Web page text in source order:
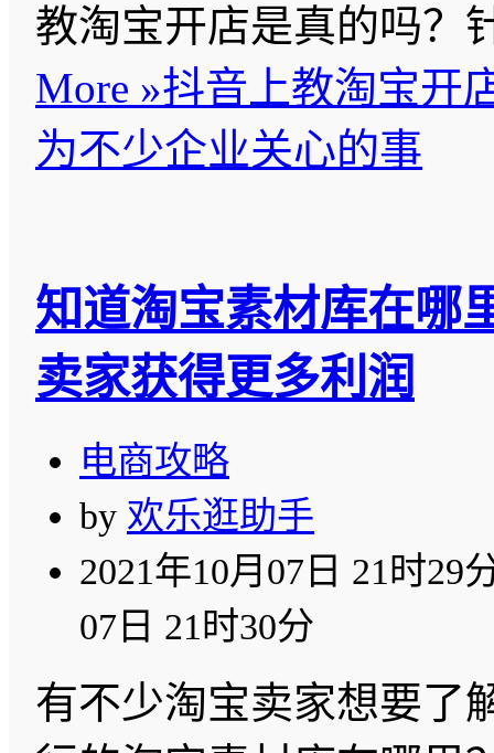
教淘宝开店是真的吗
More »抖音上教淘宝开
为不少企业关心的事
知道淘宝素材库在哪
卖家获得更多利润
电商攻略
by 欢乐逛助手
2021年10月07日 21时29
07日 21时30分
有不少淘宝卖家想要了